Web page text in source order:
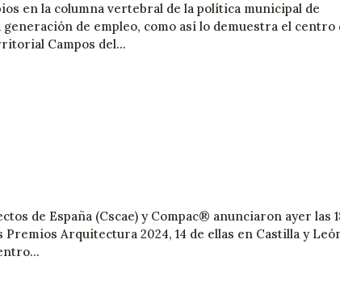
en la columna vertebral de la política municipal de
de empleo, como así lo demuestra el centro
Campos del...
de España (Cscae) y Compac® anunciaron ayer las
Arquitectura 2024, 14 de ellas en Castilla y